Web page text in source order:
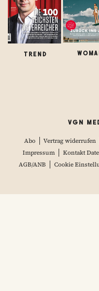
TREND
VGN
Abo Vertrag widerrufen
Impressum
Kontakt
AGB/ANB
Cookie